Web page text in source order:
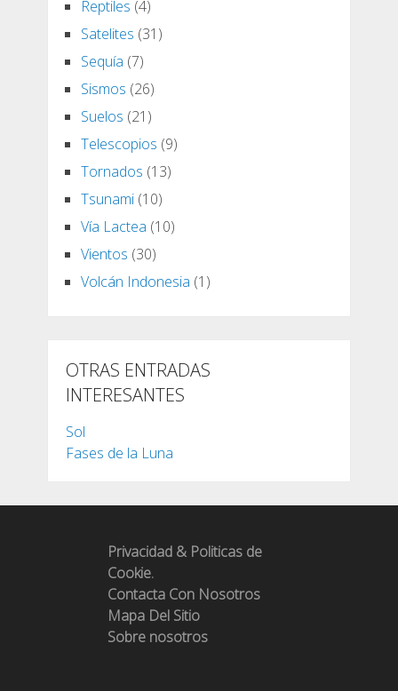
Reptiles (4)
Satelites (31)
Sequía (7)
Sismos (26)
Suelos (21)
Telescopios (9)
Tornados (13)
Tsunami(10)
Vía Lactea (10)
Vientos (30)
Volcán Indonesia (1)
OTRAS ENTRADAS
INTERESANTES
Sol
Fases de la Luna
Privacidad & Politicas de
Cookie.
Contacta Con Nosotros
Mapa Del Sitio
Sobre nosotros